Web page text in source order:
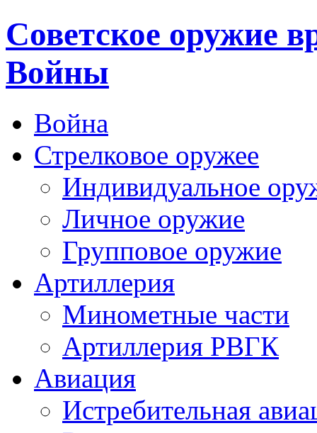
Cоветское оружие
Войны
Война
Стрелковое оружее
Индивидуальное
Личное оружие
Групповое оружие
Артиллерия
Минометные части
Артиллерия РВГК
Авиация
Истребительная